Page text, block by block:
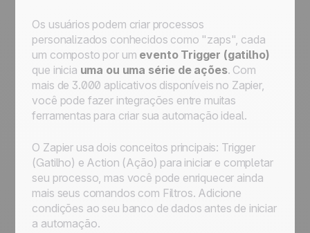
Os usuários podem criar processos
personalizados conhecidos como "zaps", cada
um composto por um evento Trigger (gatilho)
que inicia uma ou uma série de ações. Com
mais de 3.000 aplicativos disponíveis no Zapier,
você pode fazer integrações entre muitas
ferramentas para criar sua automação ideal.
O Zapier usa dois conceitos principais: Trigger
(Gatilho) e Action (Ação) para iniciar e completar
seu processo, mas você pode enriquecer ainda
mais seus comandos com Filtros. Adicione
condições ao seu banco de dados antes de iniciar
a automação.